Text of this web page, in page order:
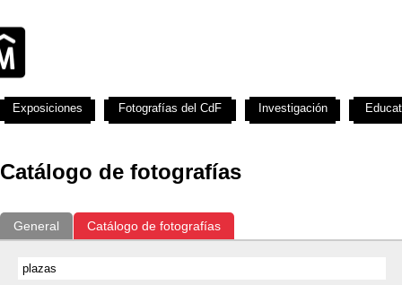
Catálogo de fotografías
General Catálogo de fotografías
Exposiciones Fotografías del CdF Investigación